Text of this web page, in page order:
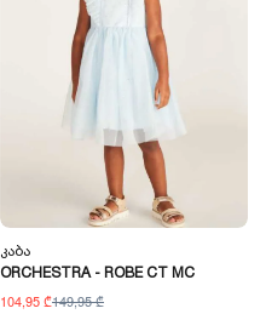
Კაბა
ORCHESTRA - ROBE CT MC
104,95 ₾149,95 ₾